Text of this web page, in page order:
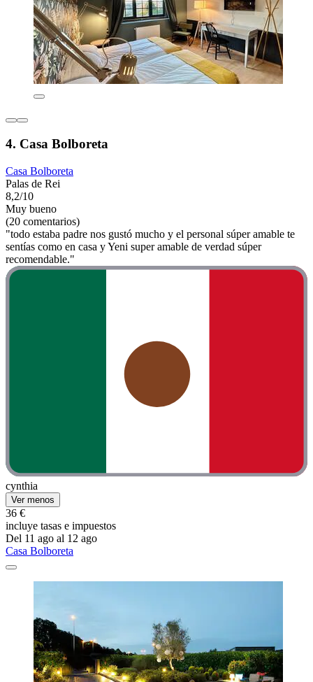
4. Casa Bolboreta
Casa Bolboreta
Palas de Rei
8,2/10
Muy bueno
(20 comentarios)
"todo estaba padre nos gustó mucho y el personal súper amable te
sentías como en casa y Yeni super amable de verdad súper
recomendable."
cynthia
Ver menos
36 €
incluye tasas e impuestos
Del 11 ago al 12 ago
Casa Bolboreta